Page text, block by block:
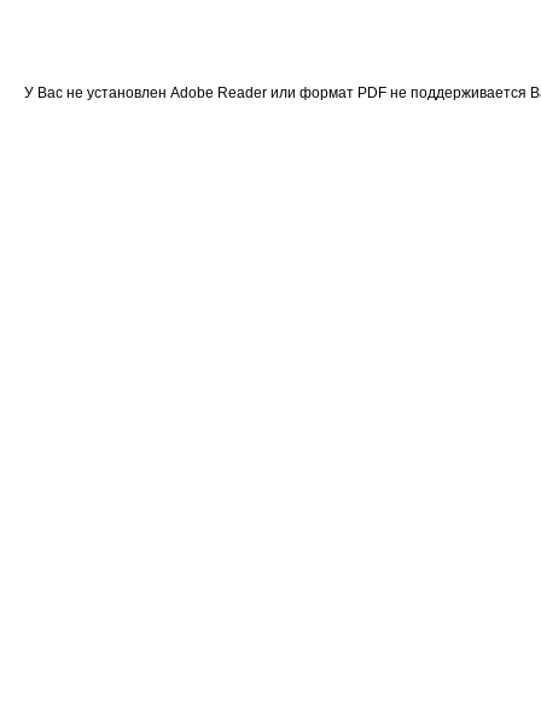
У Вас не установлен Adobe Reader или формат PDF не поддерживается